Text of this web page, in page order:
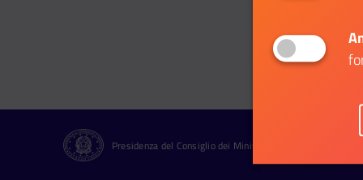
Presidenza del Consiglio dei Ministri Dipartimento per le